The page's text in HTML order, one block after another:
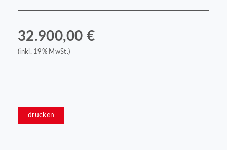
32.900,00 €
(inkl. 19% MwSt.)
drucken